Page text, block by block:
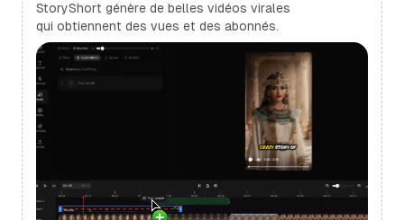
StoryShort génère de belles vidéos virales
qui obtiennent des vues et des abonnés.